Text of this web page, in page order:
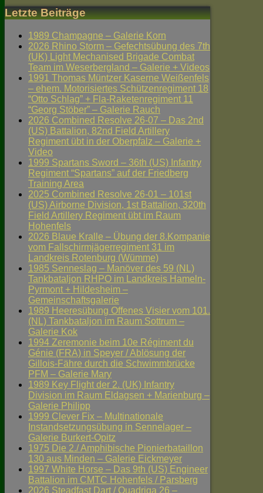
Letzte Beiträge
1989 Champagne – Galerie Korn
2026 Rhino Storm – Gefechtsübung des 7th
(UK) Light Mechanised Brigade Combat
Team im Weserbergland – Galerie + Videos
1991 Thomas Müntzer Kaserne Weißenfels
– ehem. Motorisiertes Schützenregiment 18
“Otto Schlag” + Fla-Raketenregiment 11
“Georg Stöber” – Galerie Rauch
2026 Combined Resolve 26-07 – Das 2nd
(US) Battalion, 82nd Field Artillery
Regiment übt in der Oberpfalz – Galerie +
Video
1999 Spartans Sword – 36th (US) Infantry
Regiment “Spartans” auf der Friedberg
Training Area
2025 Combined Resolve 26-01 – 101st
(US) Airborne Division, 1st Battalion, 320th
Field Artillery Regiment übt im Raum
Hohenfels
2026 Blaue Kralle – Übung der 8.Kompanie
vom Fallschirmjägerregiment 31 im
Landkreis Rotenburg (Wümme)
1985 Senneslag – Manöver des 59 (NL)
Tankbataljon RHPO im Landkreis Hameln-
Pyrmont + Hildesheim –
Gemeinschaftsgalerie
1989 Heeresübung Offenes Visier vom 101.
(NL) Tankbataljon im Raum Sottrum –
Galerie Kok
1994 Zeremonie beim 10e Régiment du
Génie (FRA) in Speyer / Ablösung der
Gillois-Fähre durch die Schwimmbrücke
PFM – Galerie Mary
1989 Key Flight der 2. (UK) Infantry
Division im Raum Eldagsen + Marienburg –
Galerie Philipp
1999 Clever Fix – Multinationale
Instandsetzungsübung in Sennelager –
Galerie Burkert-Opitz
1975 Die 2./ Amphibische Pionierbataillon
130 aus Minden – Galerie Eickmeyer
1997 White Horse – Das 9th (US) Engineer
Battalion im CMTC Hohenfels / Parsberg
2026 Steadfast Dart / Quadriga 26 –